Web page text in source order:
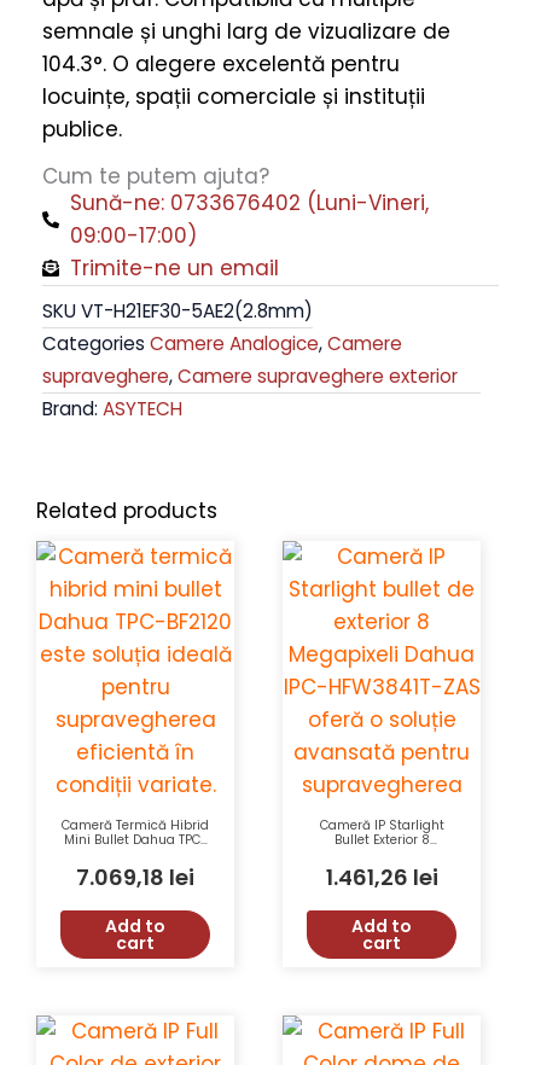
1,
IP67,
CMOS
quantity
semnale și unghi larg de vizualizare de
104.3°. O alegere excelentă pentru
locuințe, spații comerciale și instituții
publice.
Cum te putem ajuta?
Sună-ne: 0733676402 (Luni-Vineri,
09:00-17:00)
Trimite-ne un email
SKUVT-H21EF30-5AE2(2.8mm)
Categories Camere Analogice,Camere
supraveghere,Camere supraveghere exterior
Brand: ASYTECH
Related products
Cameră Termică Hibrid
Mini Bullet Dahua TPC-
160×120 Pixeli, Lentilă
Fixă 1mm, Distanță
7.069,18 lei
Add to
cart
Cameră IP Starlight
Bullet Exterior 8
HFW3841T-ZAS-27135-
S2 cu Lentilă
1.461,26 lei
Add to
cart